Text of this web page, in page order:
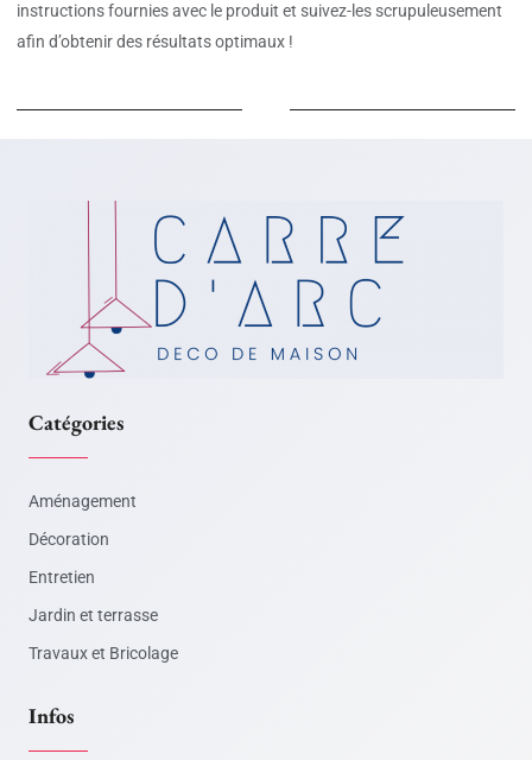
instructions fournies avec le produit et suivez-les scrupuleusement
afin d’obtenir des résultats optimaux !
Catégories
Aménagement
Décoration
Entretien
Jardin et terrasse
Travaux et Bricolage
Infos